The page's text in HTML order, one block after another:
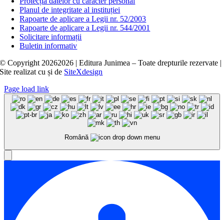
Planul de integritate al instituției
Rapoarte de aplicare a Legii nr. 52/2003
Rapoarte de aplicare a Legii nr. 544/2001
Solicitare informații
Buletin informativ
© Copyright 20262026 | Editura Junimea – Toate drepturile rezervate |
Site realizat cușide SiteXdesign
Page load link
Română